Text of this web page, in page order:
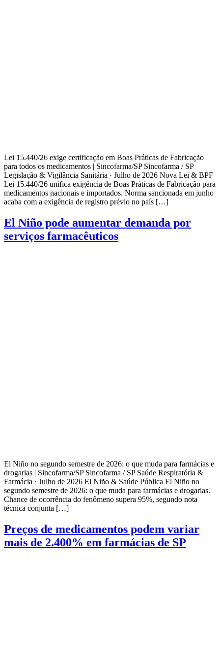
Lei 15.440/26 exige certificação em Boas Práticas de Fabricação
para todos os medicamentos | Sincofarma/SP Sincofarma / SP
Legislação & Vigilância Sanitária · Julho de 2026 Nova Lei & BPF
Lei 15.440/26 unifica exigência de Boas Práticas de Fabricação para
medicamentos nacionais e importados. Norma sancionada em junho
acaba com a exigência de registro prévio no país […]
El Niño pode aumentar demanda por
serviços farmacêuticos
El Niño no segundo semestre de 2026: o que muda para farmácias e
drogarias | Sincofarma/SP Sincofarma / SP Saúde Respiratória &
Farmácia · Julho de 2026 El Niño & Saúde Pública El Niño no
segundo semestre de 2026: o que muda para farmácias e drogarias.
Chance de ocorrência do fenômeno supera 95%, segundo nota
técnica conjunta […]
Preços de medicamentos podem variar
mais de 2.400% em farmácias de SP